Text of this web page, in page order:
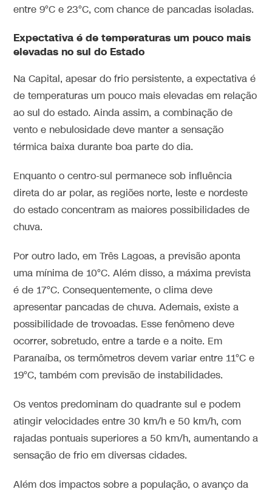
entre 9°C e 23°C, com chance de pancadas isoladas.
Expectativa é de temperaturas um pouco mais
elevadas no sul do Estado
Na Capital, apesar do frio persistente, a expectativa é
de temperaturas um pouco mais elevadas em relação
ao sul do estado. Ainda assim, a combinação de
vento e nebulosidade deve manter a sensação
térmica baixa durante boa parte do dia.
Enquanto o centro-sul permanece sob influência
direta do ar polar, as regiões norte, leste e nordeste
do estado concentram as maiores possibilidades de
chuva.
Por outro lado, em Três Lagoas, a previsão aponta
uma mínima de 10°C. Além disso, a máxima prevista
é de 17°C. Consequentemente, o clima deve
apresentar pancadas de chuva. Ademais, existe a
possibilidade de trovoadas. Esse fenômeno deve
ocorrer, sobretudo, entre a tarde e a noite. Em
Paranaíba, os termômetros devem variar entre 11°C e
19°C, também com previsão de instabilidades.
Os ventos predominam do quadrante sul e podem
atingir velocidades entre 30 km/h e 50 km/h, com
rajadas pontuais superiores a 50 km/h, aumentando a
sensação de frio em diversas cidades.
Além dos impactos sobre a população, o avanço da